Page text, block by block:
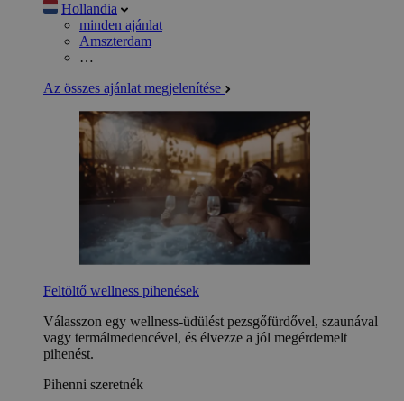
Hollandia
minden ajánlat
Amszterdam
…
Az összes ajánlat megjelenítése
Feltöltő wellness pihenések
Válasszon egy wellness-üdülést pezsgőfürdővel, szaunával
vagy termálmedencével, és élvezze a jól megérdemelt
pihenést.
Pihenni szeretnék